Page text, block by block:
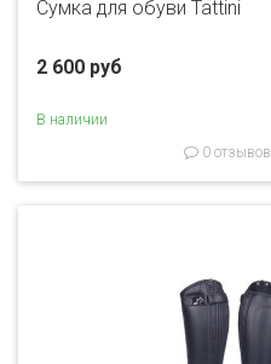
Сумка для обуви Tattini
2 600 руб
В наличии
0 отзывов